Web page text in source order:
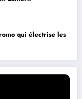
qui électrise les